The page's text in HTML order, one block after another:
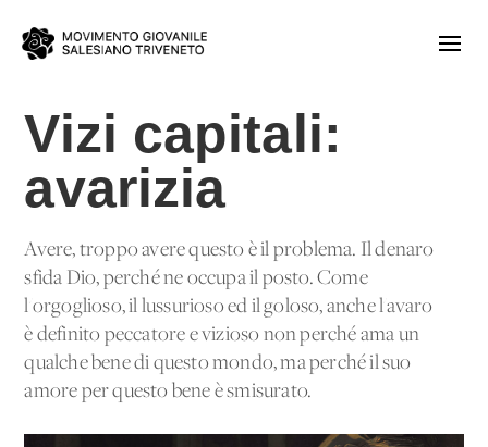
Vizi capitali:
avarizia
Avere, troppo avere questo è il problema. Il denaro
sfida Dio, perché ne occupa il posto. Come
l'orgoglioso, il lussurioso ed il goloso, anche l'avaro
è definito peccatore e vizioso non perché ama un
qualche bene di questo mondo, ma perché il suo
amore per questo bene è smisurato.